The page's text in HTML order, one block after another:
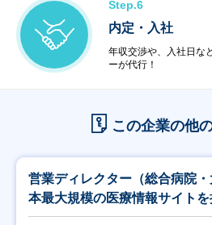
Step.6
内定・入社
年収交渉や、入社日な
ーが代行！
この企業の他
営業ディレクター（総合病院
本最大規模の医療情報サイト
ックス】